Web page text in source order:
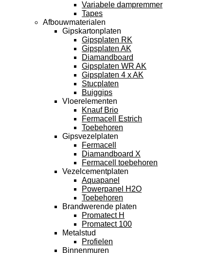
Variabele dampremmer
Tapes
Afbouwmaterialen
Gipskartonplaten
Gipsplaten RK
Gipsplaten AK
Diamandboard
Gipsplaten WR AK
Gipsplaten 4 x AK
Stucplaten
Buiggips
Vloerelementen
Knauf Brio
Fermacell Estrich
Toebehoren
Gipsvezelplaten
Fermacell
Diamandboard X
Fermacell toebehoren
Vezelcementplaten
Aquapanel
Powerpanel H2O
Toebehoren
Brandwerende platen
Promatect H
Promatect 100
Metalstud
Profielen
Binnenmuren